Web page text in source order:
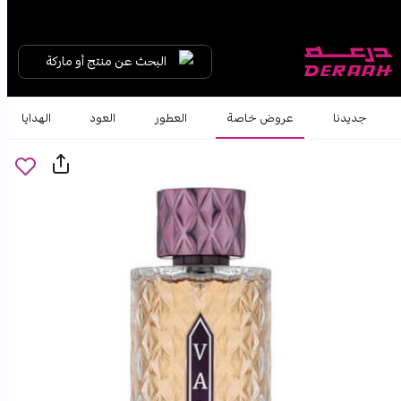
البحث عن منتج أو ماركة
جديدنا عروض خاصة العطور العود الهدايا